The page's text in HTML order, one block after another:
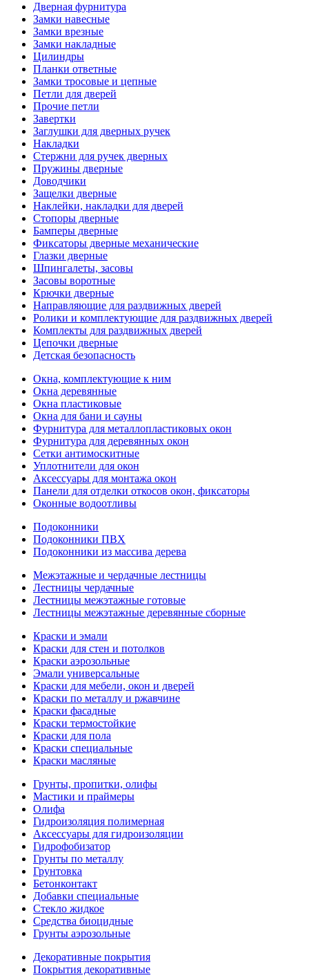
Дверная фурнитура
Замки навесные
Замки врезные
Замки накладные
Цилиндры
Планки ответные
Замки тросовые и цепные
Петли для дверей
Прочие петли
Завертки
Заглушки для дверных ручек
Накладки
Стержни для ручек дверных
Пружины дверные
Доводчики
Защелки дверные
Наклейки, накладки для дверей
Стопоры дверные
Бамперы дверные
Фиксаторы дверные механические
Глазки дверные
Шпингалеты, засовы
Засовы воротные
Крючки дверные
Направляющие для раздвижных дверей
Ролики и комплектующие для раздвижных дверей
Комплекты для раздвижных дверей
Цепочки дверные
Детская безопасность
Окна, комплектующие к ним
Окна деревянные
Окна пластиковые
Окна для бани и сауны
Фурнитура для металлопластиковых окон
Фурнитура для деревянных окон
Сетки антимоскитные
Уплотнители для окон
Аксессуары для монтажа окон
Панели для отделки откосов окон, фиксаторы
Оконные водоотливы
Подоконники
Подоконники ПВХ
Подоконники из массива дерева
Межэтажные и чердачные лестницы
Лестницы чердачные
Лестницы межэтажные готовые
Лестницы межэтажные деревянные сборные
Краски и эмали
Краски для стен и потолков
Краски аэрозольные
Эмали универсальные
Краски для мебели, окон и дверей
Краски по металлу и ржавчине
Краски фасадные
Краски термостойкие
Краски для пола
Краски специальные
Краски масляные
Грунты, пропитки, олифы
Мастики и праймеры
Олифа
Гидроизоляция полимерная
Аксессуары для гидроизоляции
Гидрофобизатор
Грунты по металлу
Грунтовка
Бетонконтакт
Добавки специальные
Стекло жидкое
Средства биоцидные
Грунты аэрозольные
Декоративные покрытия
Покрытия декоративные